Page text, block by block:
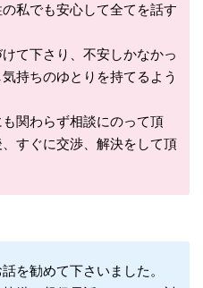
私でも安心して全てを話す
て下さり、不安しかなかっ
持ちのゆとりを持てるよう
関わらず相談にのって頂
すぐに交渉、解決をして頂
を勧めて下さいました。